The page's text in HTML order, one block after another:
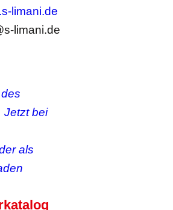
limani.de
limani.de